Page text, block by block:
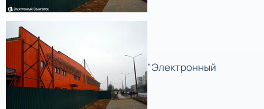
"Электронный